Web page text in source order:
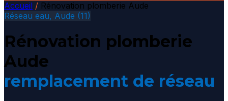
Accueil / Rénovation plomberie Aude
Réseau eau, Aude (11)
Rénovation plomberie
Aude
remplacement de réseau